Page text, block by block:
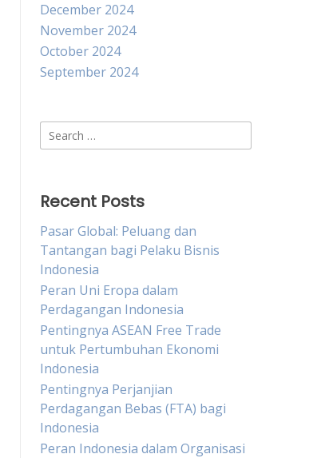
December 2024
November 2024
October 2024
September 2024
Search
for:
Recent Posts
Pasar Global: Peluang dan
Tantangan bagi Pelaku Bisnis
Indonesia
Peran Uni Eropa dalam
Perdagangan Indonesia
Pentingnya ASEAN Free Trade
untuk Pertumbuhan Ekonomi
Indonesia
Pentingnya Perjanjian
Perdagangan Bebas (FTA) bagi
Indonesia
Peran Indonesia dalam Organisasi